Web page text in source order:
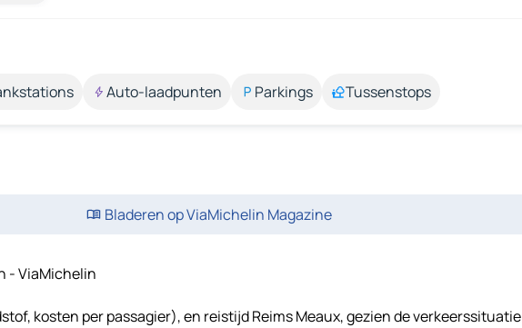
Auto-laadpunten Parkings Tussenstops
Bladeren op ViaMichelin Magazine
- ViaMichelin
kosten per passagier), en reistijd Reims Meaux, gezien de verkeerssituatie